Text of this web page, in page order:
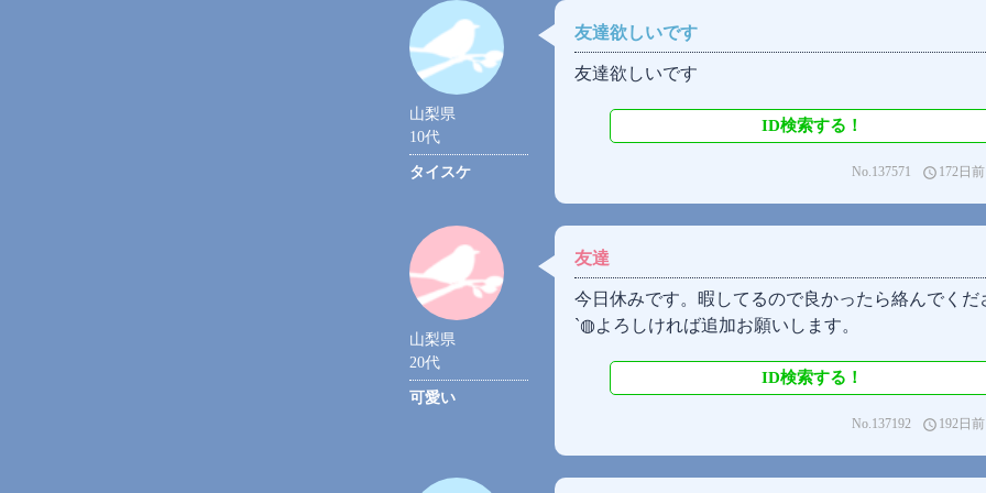
山梨県
10代
タイスケ
友達欲しいです
友達欲しいです
ID検索する！
access_time 172日前
No.137571
山梨県
20代
可愛い
友達
今日休みです。暇してるので良かったら絡んでくだ
`◍よろしければ追加お願いします。
ID検索する！
access_time 192日前
No.137192